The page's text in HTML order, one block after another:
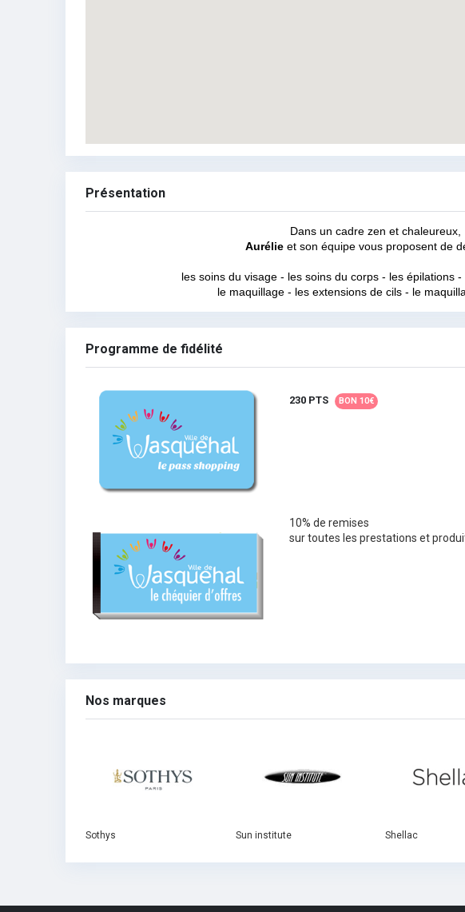
Présentation
Dans un cadre zen et chaleureux,
Aurélieet son équipe vous proposent de
les soins du visage - les soins du corps - les épilations
le maquillage - les extensions de cils - le
Programme de fidélité
230 PTS BON 10€
10% de remises
sur toutes les prestations et
Nos marques
Sothys Sun institute Shellac